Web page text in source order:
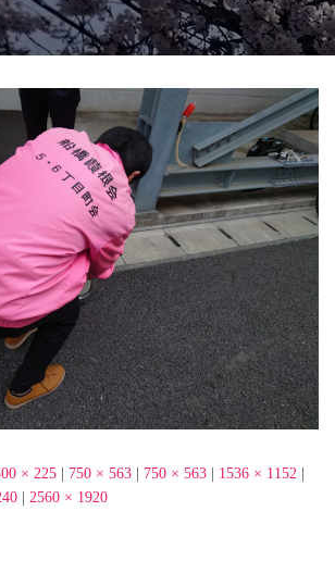
× 225 | 750 × 563 | 750 × 563 | 1536 × 1152 |
| 2560 × 1920